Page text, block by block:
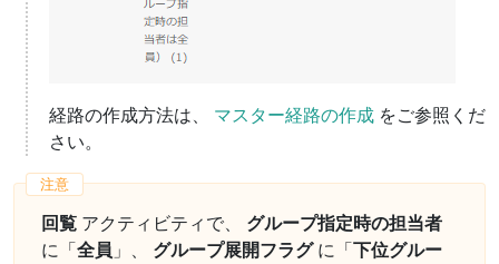
経路の作成方法は、 マスター経路の作成 をご参照くだ
さい。
回覧 アクティビティで、 グループ指定時の担当者
に「 全員 」、 グループ展開フラグに「 下位グルー